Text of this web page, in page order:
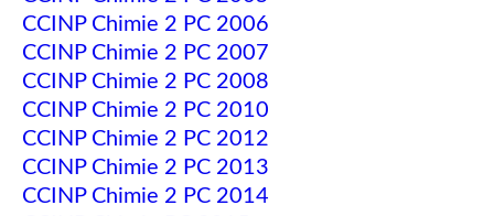
CCINP Chimie 2 PC 2006
CCINP Chimie 2 PC 2007
CCINP Chimie 2 PC 2008
CCINP Chimie 2 PC 2010
CCINP Chimie 2 PC 2012
CCINP Chimie 2 PC 2013
CCINP Chimie 2 PC 2014